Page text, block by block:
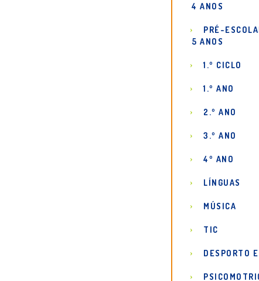
4 ANOS
PRÉ-
5 ANOS
1.º CICLO
1.º ANO
2.º ANO
3.º ANO
4º ANO
LÍNGUAS
MÚSICA
TIC
DESPORTO